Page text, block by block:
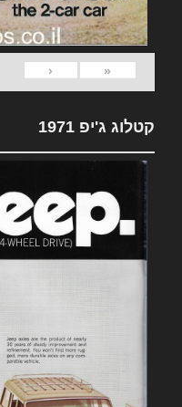
«
‹
קטלוג ג'יפ 1971